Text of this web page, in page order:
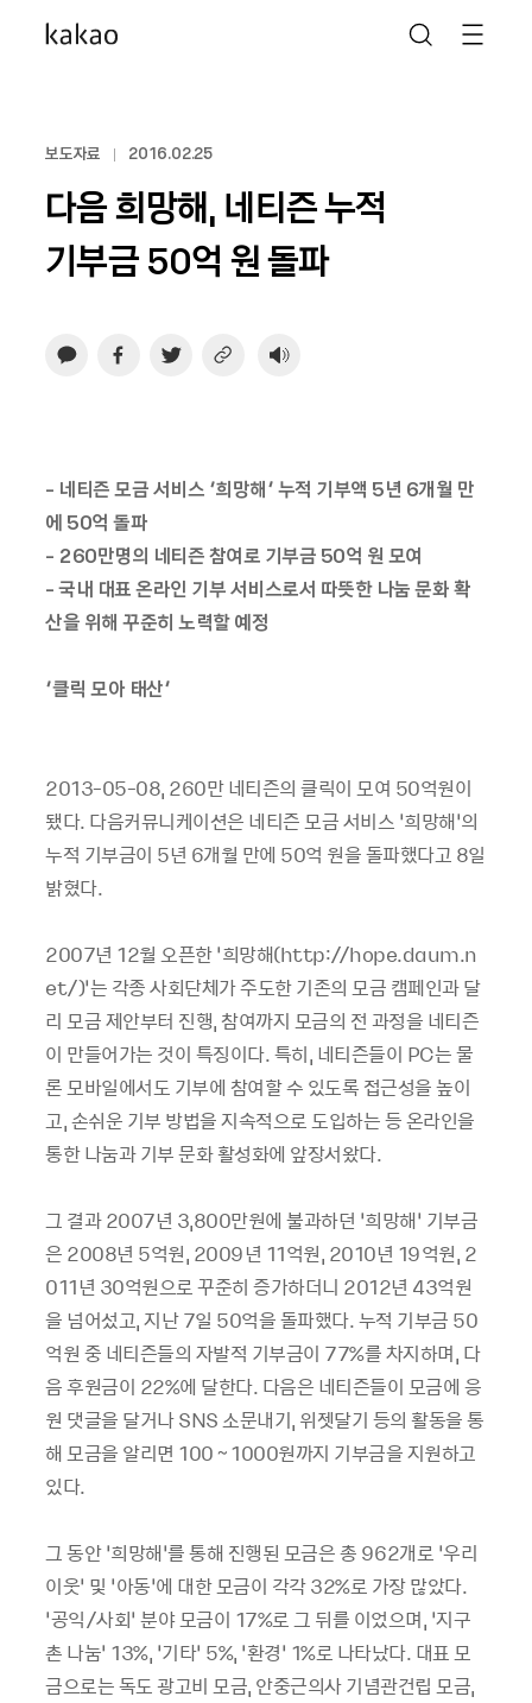
보도자료 2016.02.25
다음 희망해, 네티즌 누적
기부금 50억 원 돌파
- 네티즌 모금 서비스 ‘희망해’ 누적 기부액 5년 6개월 만
에 50억 돌파
- 260만명의 네티즌 참여로 기부금 50억 원 모여
- 국내 대표 온라인 기부 서비스로서 따뜻한 나눔 문화 확
산을 위해 꾸준히 노력할 예정
‘클릭 모아 태산’
2013-05-08, 260만 네티즌의 클릭이 모여 50억원이
됐다. 다음커뮤니케이션은 네티즌 모금 서비스 ‘희망해’의
누적 기부금이 5년 6개월 만에 50억 원을 돌파했다고 8일
밝혔다.
2007년 12월 오픈한 ‘희망해(http://hope.daum.n
et/)’는 각종 사회단체가 주도한 기존의 모금 캠페인과 달
리 모금 제안부터 진행, 참여까지 모금의 전 과정을 네티즌
이 만들어가는 것이 특징이다. 특히, 네티즌들이 PC는 물
론 모바일에서도 기부에 참여할 수 있도록 접근성을 높이
고, 손쉬운 기부 방법을 지속적으로 도입하는 등 온라인을
통한 나눔과 기부 문화 활성화에 앞장서왔다.
그 결과 2007년 3,800만원에 불과하던 ‘희망해’ 기부금
은 2008년 5억원, 2009년 11억원, 2010년 19억원, 2
011년 30억원으로 꾸준히 증가하더니 2012년 43억원
을 넘어섰고, 지난 7일 50억을 돌파했다. 누적 기부금 50
억원 중 네티즌들의 자발적 기부금이 77%를 차지하며, 다
음 후원금이 22%에 달한다. 다음은 네티즌들이 모금에 응
원 댓글을 달거나 SNS 소문내기, 위젯달기 등의 활동을 통
해 모금을 알리면 100～1000원까지 기부금을 지원하고
있다.
그 동안 ‘희망해’를 통해 진행된 모금은 총 962개로 ‘우리
이웃’ 및 ‘아동’에 대한 모금이 각각 32%로 가장 많았다.
‘공익/사회’ 분야 모금이 17%로 그 뒤를 이었으며, ‘지구
촌 나눔’ 13%, ‘기타’ 5%, ‘환경’ 1%로 나타났다. 대표 모
금으로는 독도 광고비 모금, 안중근의사 기념관건립 모금,